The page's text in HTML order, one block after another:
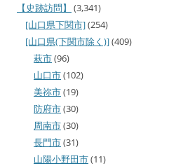
【史跡訪問】
(3,341)
[山口県下関市](254)
[山口県(下関市除く)](409)
萩市(96)
山口市(102)
美祢市(19)
防府市(30)
周南市(30)
長門市(31)
山陽小野田市(11)